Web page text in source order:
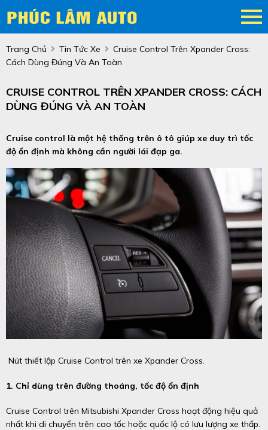
Trang Chủ Tin Tức Xe
Cruise Control Trên Xpander Cross:
Cách Dùng Đúng Và An Toàn
CRUISE CONTROL TRÊN XPANDER CROSS: CÁCH
DÙNG ĐÚNG VÀ AN TOÀN
Cruise control là một hệ thống trên ô tô giúp xe duy trì tốc
độ ổn định mà không cần người lái đạp ga.
Nút thiết lập Cruise Control trên xe Xpander Cross.
1. Chỉ dùng trên đường thoáng, tốc độ ổn định
Cruise Control trên Mitsubishi Xpander Cross hoạt động hiệu quả
nhất khi di chuyển trên cao tốc hoặc quốc lộ có lưu lượng xe thấp.